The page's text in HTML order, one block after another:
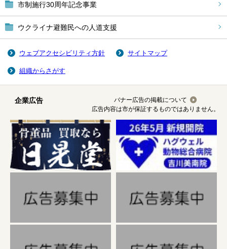
市制施行30周年記念事業
ウクライナ避難民への人道支援
ウェブアクセシビリティ方針 サイトマップ
組織からさがす
企業広告
バナー広告の掲載について
広告内容は市が保証するものではありません。